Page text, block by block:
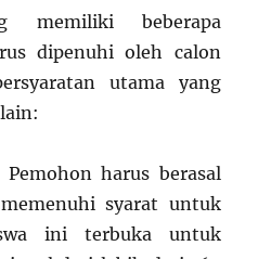
memiliki beberapa
dipenuhi oleh calon
utama yang
Pemohon harus berasal
syarat untuk
ini terbuka untuk